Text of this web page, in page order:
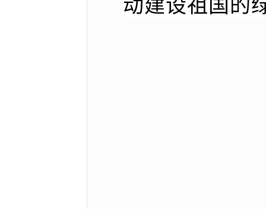
动建设祖国的